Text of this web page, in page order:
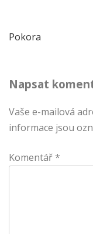
Navigace
příspěvek
Pokora
Napsat
Vaše e-mailová
informace jsou
Komentář *